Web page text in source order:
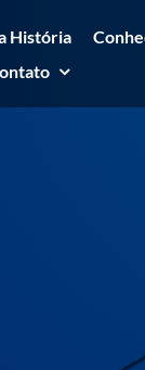
História